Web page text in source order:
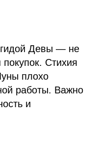
Девы — не
Стихия
плохо
работы. Важно
и